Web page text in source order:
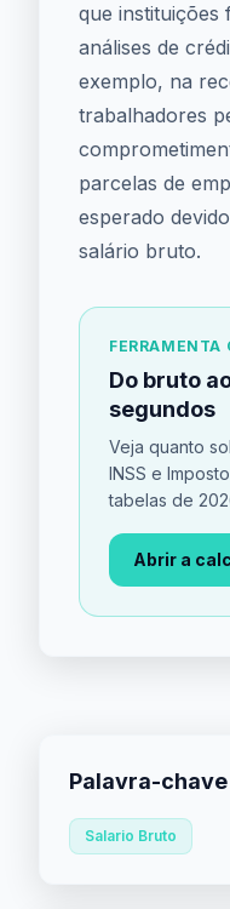
que instituições
análises de
exemplo, na
trabalhadores
parcelas de
esperado
salário bruto.
FERRAMENTA
Do bruto
segundos
Veja quanto
INSS e
tabelas de
Abrir a
Palavra-chave
Salario Bruto